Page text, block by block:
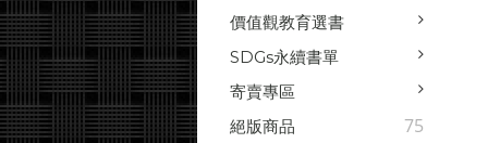
價值觀教育選書
SDGs永續書單
寄賣專區
絕版商品
75